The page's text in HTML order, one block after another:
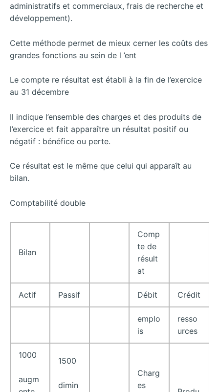
administratifs et commerciaux, frais de recherche et
développement).
Cette méthode permet de mieux cerner les coûts des
grandes fonctions au sein de l ’ent
Le compte re résultat est établi à la fin de l’exercice
au 31 décembre
Il indique l’ensemble des charges et des produits de
l’exercice et fait apparaître un résultat positif ou
négatif : bénéfice ou perte.
Ce résultat est le même que celui qui apparaît au
bilan.
Comptabilité double
Bilan
Comp
te de
résult
at
Actif Passif Débit Crédit
emplo
is
resso
urces
1000
augm
1500
dimin
Charg
es